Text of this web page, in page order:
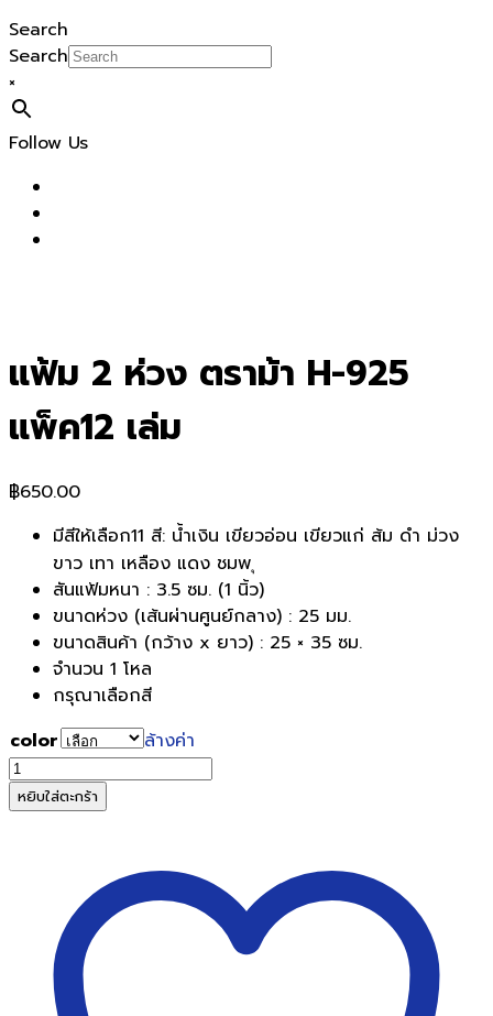
Search
Search
×
Follow Us
แฟ้ม 2 ห่วง ตราม้า H-925
แพ็ค12 เล่ม
฿650.00
มีสีให้เลือก11 สี: น้ำเงิน เขียวอ่อน เขียวแก่ ส้ม ดำ ม่วง
ขาว เทา เหลือง แดง ชมพ ุ
สันแฟ้มหนา : 3.5 ซม. (1 นิ้ว)
ขนาดห่วง (เส้นผ่านศูนย์กลาง) : 25 มม.
ขนาดสินค้า (กว้าง x ยาว) : 25 × 35 ซม.
จำนวน 1 โหล
กรุณาเลือกสี
color
ล้างค่า
จำนวน
แฟ้ม
2
แพ็ค12
หยิบใส่ตะกร้า